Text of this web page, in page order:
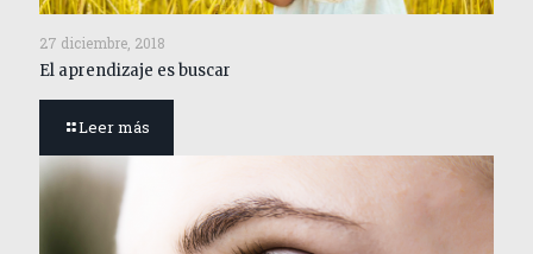
27 diciembre, 2018
El aprendizaje es buscar
Leer más